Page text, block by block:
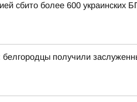
сбито более 600 украинских
белгородцы получили